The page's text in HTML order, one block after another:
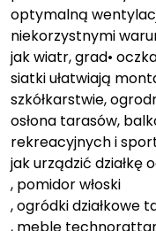
optymalną
niekorzystnymi
jak wiatr, grad•
siatki ułatwiają
szkółkarstwie,
osłona tarasów,
rekreacyjnych i
jak urządzić działkę
, pomidor włoski
, ogródki działkowe
, meble